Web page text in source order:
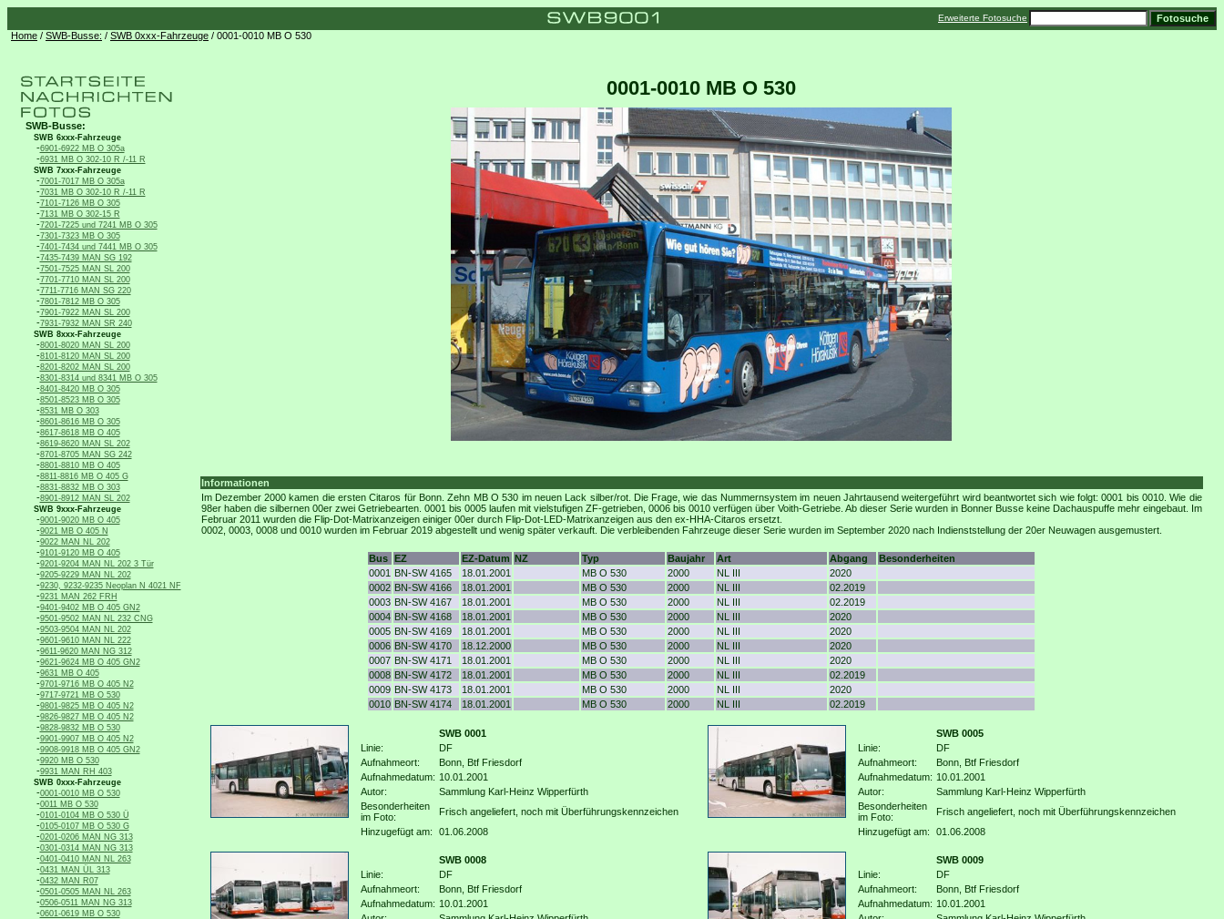
Erweiterte Fotosuche
Home / SWB-Busse: / SWB 0xxx-Fahrzeuge / 0001-0010 MB O 530
SWB-Busse:
SWB 6xxx-Fahrzeuge
-6901-6922 MB O 305a
-6931 MB O 302-10 R /-11 R
SWB 7xxx-Fahrzeuge
-7001-7017 MB O 305a
-7031 MB O 302-10 R /-11 R
-7101-7126 MB O 305
-7131 MB O 302-15 R
-7201-7225 und 7241 MB O 305
-7301-7323 MB O 305
-7401-7434 und 7441 MB O 305
-7435-7439 MAN SG 192
-7501-7525 MAN SL 200
-7701-7710 MAN SL 200
-7711-7716 MAN SG 220
-7801-7812 MB O 305
-7901-7922 MAN SL 200
-7931-7932 MAN SR 240
SWB 8xxx-Fahrzeuge
-8001-8020 MAN SL 200
-8101-8120 MAN SL 200
-8201-8202 MAN SL 200
-8301-8314 und 8341 MB O 305
-8401-8420 MB O 305
-8501-8523 MB O 305
-8531 MB O 303
-8601-8616 MB O 305
-8617-8618 MB O 405
-8619-8620 MAN SL 202
-8701-8705 MAN SG 242
-8801-8810 MB O 405
-8811-8816 MB O 405 G
-8831-8832 MB O 303
-8901-8912 MAN SL 202
SWB 9xxx-Fahrzeuge
-9001-9020 MB O 405
-9021 MB O 405 N
-9022 MAN NL 202
-9101-9120 MB O 405
-9201-9204 MAN NL 202 3 Tür
-9205-9229 MAN NL 202
-9230, 9232-9235 Neoplan N 4021 NF
-9231 MAN 262 FRH
-9401-9402 MB O 405 GN2
-9501-9502 MAN NL 232 CNG
-9503-9504 MAN NL 202
-9601-9610 MAN NL 222
-9611-9620 MAN NG 312
-9621-9624 MB O 405 GN2
-9631 MB O 405
-9701-9716 MB O 405 N2
-9717-9721 MB O 530
-9801-9825 MB O 405 N2
-9826-9827 MB O 405 N2
-9828-9832 MB O 530
-9901-9907 MB O 405 N2
-9908-9918 MB O 405 GN2
-9920 MB O 530
-9931 MAN RH 403
SWB 0xxx-Fahrzeuge
-0001-0010 MB O 530
-0011 MB O 530
-0101-0104 MB O 530 Ü
-0105-0107 MB O 530 G
-0201-0206 MAN NG 313
-0301-0314 MAN NG 313
-0401-0410 MAN NL 263
-0431 MAN ÜL 313
-0432 MAN R07
-0501-0505 MAN NL 263
-0506-0511 MAN NG 313
-0601-0619 MB O 530
0001-0010 MB O 530
Informationen
Im Dezember 2000 kamen die ersten Citaros für Bonn. Zehn MB O 530 im neuen Lack silber/rot. Die Frage, wie das Nummernsystem im neuen Jahrtausend weitergeführt wird beantwortet sich wie folgt: 0001 bis 0010. Wie die
98er haben die silbernen 00er zwei Getriebearten. 0001 bis 0005 laufen mit vielstufigen ZF-getrieben, 0006 bis 0010 verfügen über Voith-Getriebe. Ab dieser Serie wurden in Bonner Busse keine Dachauspuffe mehr eingebaut. Im
Februar 2011 wurden die Flip-Dot-Matrixanzeigen einiger 00er durch Flip-Dot-LED-Matrixanzeigen aus den ex-HHA-Citaros ersetzt.
0002, 0003, 0008 und 0010 wurden im Februar 2019 abgestellt und wenig später verkauft. Die verbleibenden Fahrzeuge dieser Serie wurden im September 2020 nach Indienststellung der 20er Neuwagen ausgemustert.
Bus EZ EZ-Datum NZ Typ Baujahr Art Abgang
Besonderheiten
0001 BN-SW 4165 18.01.2001 MB O 530 2000 NL III
2020
0002 BN-SW 4166 18.01.2001 MB O 530 2000 NL III
02.2019
0003 BN-SW 4167 18.01.2001 MB O 530 2000 NL III
02.2019
0004 BN-SW 4168 18.01.2001 MB O 530 2000 NL III
2020
0005 BN-SW 4169 18.01.2001 MB O 530 2000 NL III
2020
0006 BN-SW 4170 18.12.2000 MB O 530 2000 NL III
2020
0007 BN-SW 4171 18.01.2001 MB O 530 2000 NL III
2020
0008 BN-SW 4172 18.01.2001 MB O 530 2000 NL III
02.2019
0009 BN-SW 4173 18.01.2001 MB O 530 2000 NL III
2020
0010 BN-SW 4174 18.01.2001 MB O 530 2000 NL III 02.2019
SWB 0001
Linie:
DF
Aufnahmeort:
Bonn, Btf Friesdorf
Aufnahmedatum: 10.01.2001
Autor:
Sammlung Karl-Heinz Wipperfürth
Besonderheiten
im Foto:
Frisch angeliefert, noch mit Überführungskennzeichen
Hinzugefügt am:
01.06.2008
SWB 0005
Linie:
DF
Aufnahmeort:
Bonn, Btf Friesdorf
Aufnahmedatum: 10.01.2001
Autor:
Sammlung Karl-Heinz Wipperfürth
Besonderheiten
im Foto:
Frisch angeliefert, noch mit Überführungskennzeichen
Hinzugefügt am:
01.06.2008
SWB 0008
Linie:
DF
Aufnahmeort:
Bonn, Btf Friesdorf
Aufnahmedatum: 10.01.2001
SWB 0009
Linie:
DF
Aufnahmeort:
Bonn, Btf Friesdorf
Aufnahmedatum: 10.01.2001